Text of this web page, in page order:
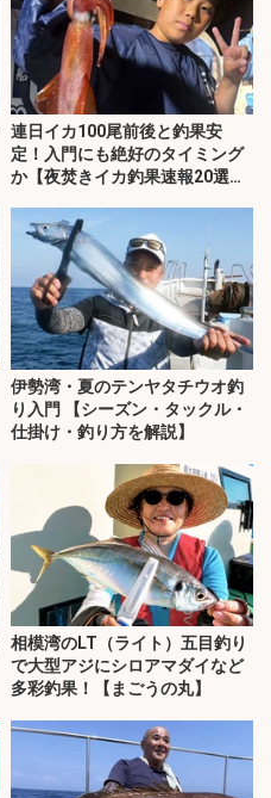
連日イカ100尾前後と釣果安
定！入門にも絶好のタイミング
か【夜焚きイカ釣果速報20選・
伊勢湾・夏のテンヤタチウオ釣
り入門 【シーズン・タックル・
仕掛け・釣り方を解説】
相模湾のLT（ライト）五目釣り
で大型アジにシロアマダイなど
多彩釣果！【まごうの丸】